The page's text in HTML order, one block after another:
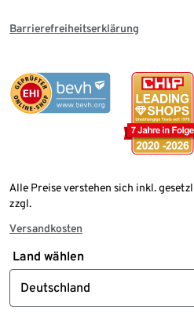
Barrierefreiheitserklärung
Alle Preise verstehen sich inkl.
zzgl.
Versandkosten
Land wählen
Deutschland